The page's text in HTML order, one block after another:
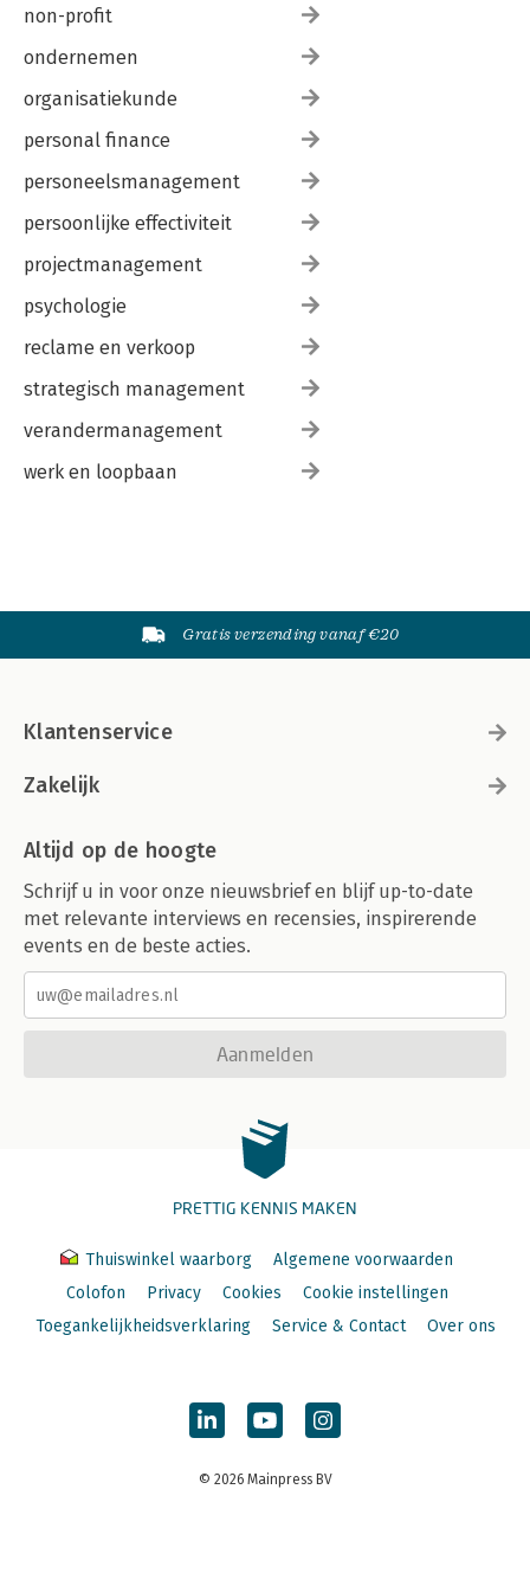
non-profit
ondernemen
organisatiekunde
personal finance
personeelsmanagement
persoonlijke effectiviteit
projectmanagement
psychologie
reclame en verkoop
strategisch management
verandermanagement
werk en loopbaan
Gratis verzending vanaf €20
Klantenservice
Zakelijk
Altijd op de hoogte
Schrijf u in voor onze nieuwsbrief en blijf up-to-date
met relevante interviews en recensies, inspirerende
events en de beste acties.
Aanmelden
PRETTIG KENNIS MAKEN
Thuiswinkel waarborg
Algemene voorwaarden
Colofon
Privacy Cookies
Cookie instellingen
Toegankelijkheidsverklaring
Service & Contact Over ons
© 2026 Mainpress BV